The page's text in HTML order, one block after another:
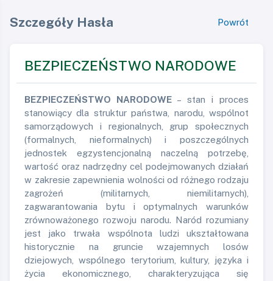
Powrót
Szczegóły Hasła
BEZPIECZEŃSTWO NARODOWE
BEZPIECZEŃSTWO NARODOWE – stan i proces
stanowiący dla struktur państwa, narodu, wspólnot
samorządowych i regionalnych, grup społecznych
(formalnych, nieformalnych) i poszczególnych
jednostek egzystencjonalną naczelną potrzebę,
wartość oraz nadrzędny cel podejmowanych działań
w zakresie zapewnienia wolności od różnego rodzaju
zagrożeń (militarnych, niemilitarnych),
zagwarantowania bytu i optymalnych warunków
zrównoważonego rozwoju narodu. Naród rozumiany
jest jako trwała wspólnota ludzi ukształtowana
historycznie na gruncie wzajemnych losów
dziejowych, wspólnego terytorium, kultury, języka i
życia ekonomicznego, charakteryzująca się